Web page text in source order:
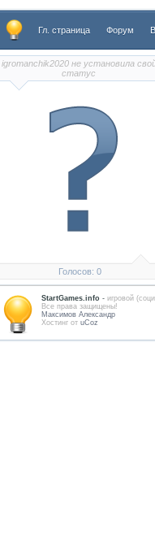
Гл. страница Форум
igromanchik2020 не установила
статус
Голосов: 0
StartGames.info - игровой
Всe права защищены!
Максимов Александр
Хостинг от uCoz